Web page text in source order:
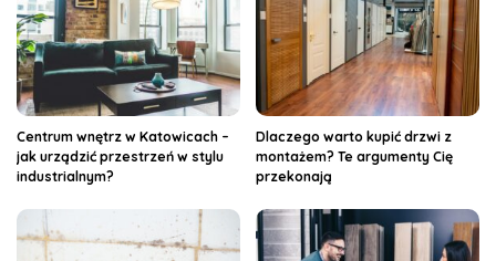
Centrum wnętrz w Katowicach –
jak urządzić przestrzeń w stylu
industrialnym?
Dlaczego warto kupić drzwi z
montażem? Te argumenty Cię
przekonają